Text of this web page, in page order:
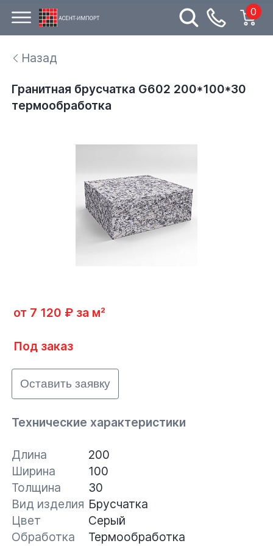
0
Назад
Гранитная брусчатка G602 200*100*30
термообработка
от 7 120 ₽ за м²
Под заказ
Оставить заявку
Технические характеристики
Длина
200
Ширина
100
Толщина
30
Вид изделия Брусчатка
Цвет
Серый
Обработка
Термообработка